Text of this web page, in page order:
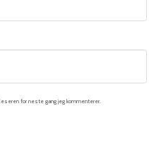
for neste gang jeg kommenterer.